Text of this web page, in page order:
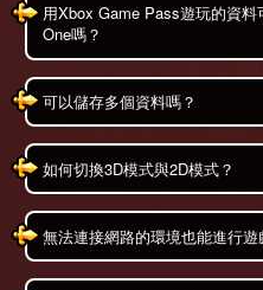
用Xbox Game Pass遊玩的資
One嗎？
可以儲存多個資料嗎？
如何切換3D模式與2D模式？
無法連接網路的環境也能進行遊